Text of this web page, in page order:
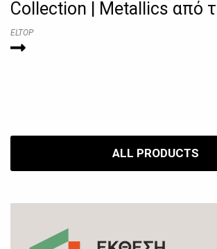
Collection | Metallics από
ELTOP
ALL PRODUCTS